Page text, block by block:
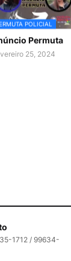
POLICIAL
Permuta
25, 2024
1712 / 99634-